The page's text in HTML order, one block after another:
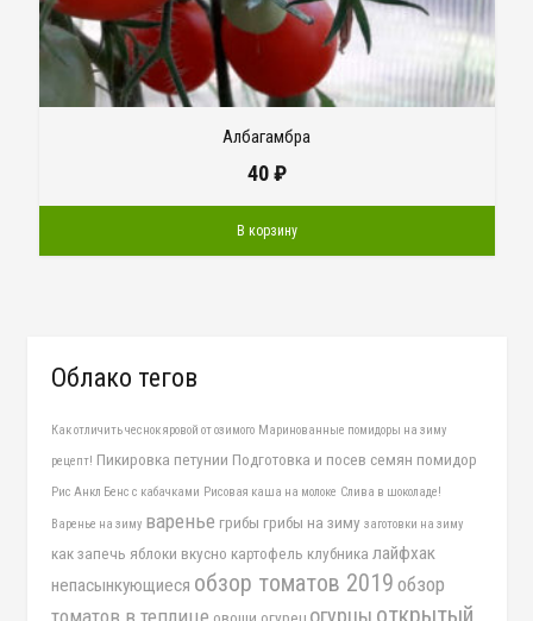
Албагамбра
40₽
В корзину
Облако тегов
Как отличить чеснок яровой от озимого Маринованные помидоры на зиму
рецепт! Пикировка петунии Подготовка и посев семян помидор
Рис Анкл Бенс с кабачками Рисовая каша на молоке Слива в шоколаде!
Варенье на зиму варенье грибы грибы на зиму заготовки на зиму
как запечь яблоки вкусно картофель клубника лайфхак
непасынкующиеся обзор томатов 2019 обзор
томатов в теплице овощи огурец огурцы открытый